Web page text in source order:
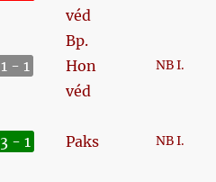
véd
1 - 1
Bp.
Hon
véd
NB I.
3 - 1 Paks NB I.